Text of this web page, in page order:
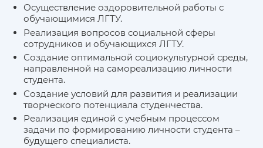
Осуществление оздоровительной работы с
обучающимися ЛГТУ.
Реализация вопросов социальной сферы
сотрудников и обучающихся ЛГТУ.
Создание оптимальной социокультурной среды,
направленной на самореализацию личности
студента.
Создание условий для развития и реализации
творческого потенциала студенчества.
Реализация единой с учебным процессом
задачи по формированию личности студента –
будущего специалиста.